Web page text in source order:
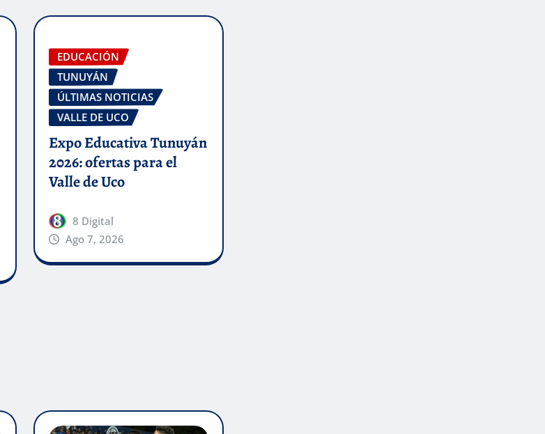
EDUCACIÓN
TUNUYÁN
ÚLTIMAS NOTICIAS
VALLE DE UCO
Expo Educativa Tunuyán
2026: ofertas para el
Valle de Uco
8 Digital
Ago 7, 2026